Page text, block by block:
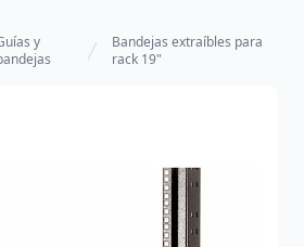
y
Bandejas extraíbles para
rack 19"